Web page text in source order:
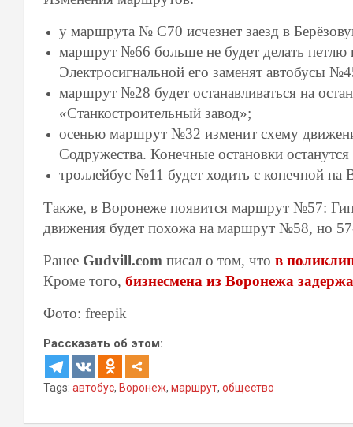
у маршрута № С70 исчезнет заезд в
маршрут №66 больше не будет делать
Электросигнальной его заменят автобусы
маршрут №28 будет останавливаться на
«‎Станкостроительный завод»;
осенью маршрут №32 изменит схему
Содружества. Конечные остановки
троллейбус №11 будет ходить с конечной
Также, в Воронеже появится маршрут №57:
движения будет похожа на маршрут №58, но
Ранее Gudvill.com писал о том, что в
Кроме того, бизнесмена из Воронежа
Фото: freepik
Рассказать об этом:
Tags: автобус, Воронеж, маршрут, общество